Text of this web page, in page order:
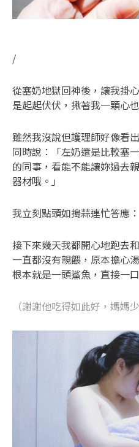
/
從塞奶地獄回神後，讓我掛
是起起伏伏，揪著我一顆心
雖然我沒說但護理師好像看
同時說：「左奶還是比較塞
的同事，看能不能讓妳過去
器材哦。」
我立刻點頭如搗蒜連忙答應
接下來幾天我都開心地跑去
一直都沒有親餵，原本擔心
根本就是一頭鯊魚，直接一
（謝謝他吃得如此好，媽媽